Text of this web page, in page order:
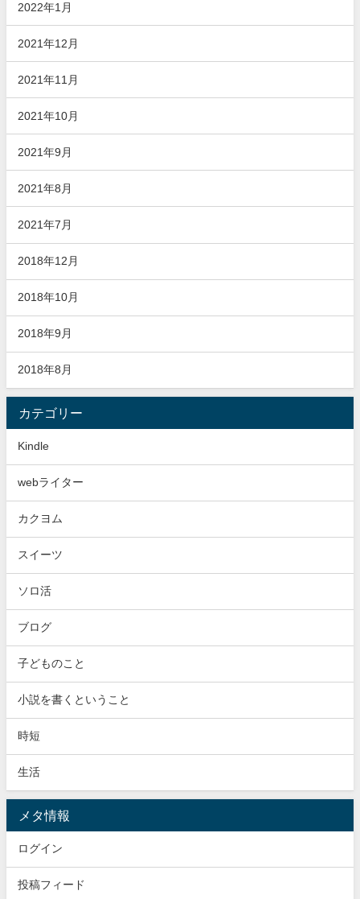
2022年1月
2021年12月
2021年11月
2021年10月
2021年9月
2021年8月
2021年7月
2018年12月
2018年10月
2018年9月
2018年8月
カテゴリー
Kindle
webライター
カクヨム
スイーツ
ソロ活
ブログ
子どものこと
小説を書くということ
時短
生活
メタ情報
ログイン
投稿フィード